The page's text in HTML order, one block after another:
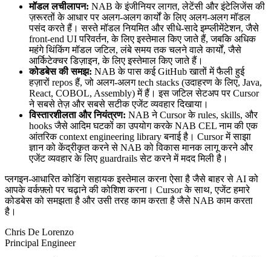
मॉडल लचीलापन: NAB के इंजीनियर लागत, लेटेंसी और इंटेलिजेंस की
ज़रूरतों के आधार पर अलग-अलग कार्यों के लिए अलग-अलग मॉडल
पसंद करते हैं। सस्ते मॉडल नियमित और सीधे-सादे इम्प्लीमेंटेशन, जैसे
front-end UI परिवर्तन, के लिए इस्तेमाल किए जाते हैं, जबकि अधिक
महंगे थिंकिंग मॉडल जटिल, लंबे समय तक चलने वाले कार्यों, जैसे
आर्किटेक्चर डिज़ाइन, के लिए इस्तेमाल किए जाते हैं।
कोडबेस की समझ: NAB के पास कई GitHub खातों में फैली हुई
हज़ारों repos हैं, जो अलग-अलग tech stacks (उदाहरण के लिए, Java,
React, COBOL, Assembly) में हैं। इस जटिल सेटअप पर Cursor
ने सबसे तेज़ और सबसे सटीक एजेंट व्यवहार दिखाया।
विस्तारशीलता और नियंत्रण: NAB ने Cursor के rules, skills, और
hooks जैसे आदिम घटकों का उपयोग करके NAB CEL नाम की एक
आंतरिक context engineering library बनाई है। Cursor में साझा
ज्ञान को केंद्रीकृत करने से NAB को विकास मानक लागू करने और
एजेंट व्यवहार के लिए guardrails सेट करने में मदद मिली है।
प्लगइन-आधारित कोडिंग सहायक इस्तेमाल करना ऐसा है जैसे बाहर से AI को
आपके वर्कफ़्लो पर चढ़ाने की कोशिश करना। Cursor के साथ, एजेंट हमारे
कोडबेस को समझता है और उसी तरह काम करता है जैसे NAB काम करता
है।
Chris De Lorenzo
Principal Engineer